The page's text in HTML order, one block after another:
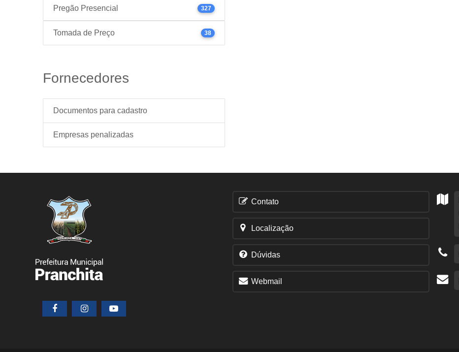
Pregão Presencial 327
Tomada de Preço 38
Fornecedores
Documentos para cadastro
Empresas penalizadas
Contato
Localização
Dúvidas
Webmail